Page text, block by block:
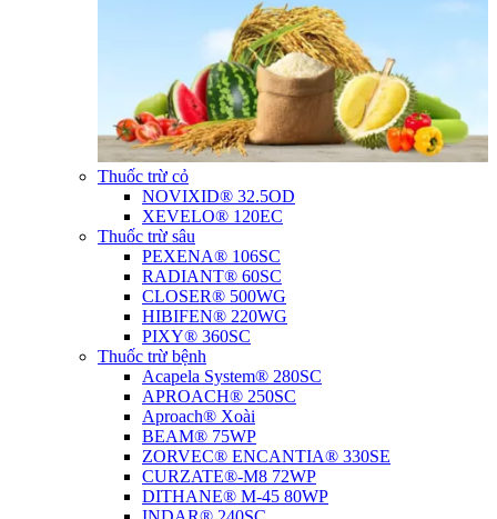
Thuốc trừ cỏ
NOVIXID® 32.5OD
XEVELO® 120EC
Thuốc trừ sâu
PEXENA® 106SC
RADIANT® 60SC
CLOSER® 500WG
HIBIFEN® 220WG
PIXY® 360SC
Thuốc trừ bệnh
Acapela System® 280SC
APROACH® 250SC
Aproach® Xoài
BEAM® 75WP
ZORVEC® ENCANTIA® 330SE
CURZATE®-M8 72WP
DITHANE® M-45 80WP